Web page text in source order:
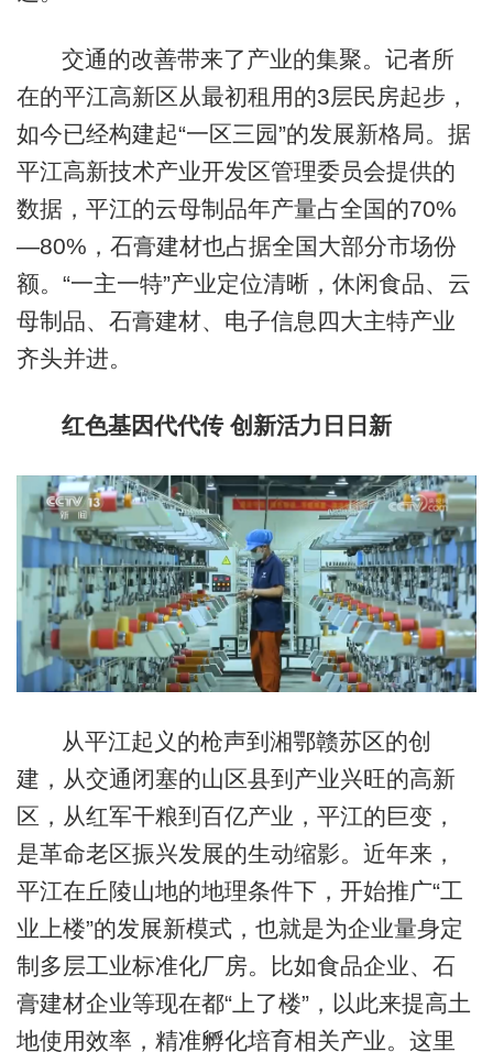
交通的改善带来了产业的集聚。记者所
在的平江高新区从最初租用的3层民房起步，
如今已经构建起“一区三园”的发展新格局。据
平江高新技术产业开发区管理委员会提供的
数据，平江的云母制品年产量占全国的70%
—80%，石膏建材也占据全国大部分市场份
额。“一主一特”产业定位清晰，休闲食品、云
母制品、石膏建材、电子信息四大主特产业
齐头并进。
红色基因代代传 创新活力日日新
从平江起义的枪声到湘鄂赣苏区的创
建，从交通闭塞的山区县到产业兴旺的高新
区，从红军干粮到百亿产业，平江的巨变，
是革命老区振兴发展的生动缩影。近年来，
平江在丘陵山地的地理条件下，开始推广“工
业上楼”的发展新模式，也就是为企业量身定
制多层工业标准化厂房。比如食品企业、石
膏建材企业等现在都“上了楼”，以此来提高土
地使用效率，精准孵化培育相关产业。这里